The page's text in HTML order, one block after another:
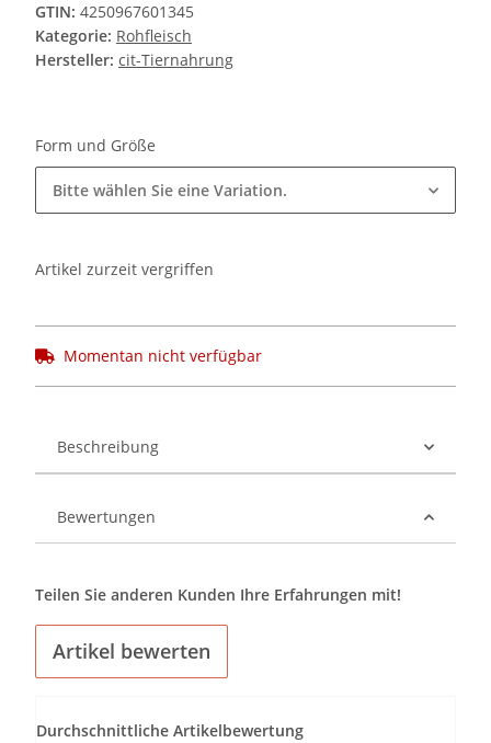
GTIN: 4250967601345
Kategorie: Rohfleisch
Hersteller: cit-Tiernahrung
Form und Größe
Bitte wählen Sie eine Variation.
Artikel zurzeit vergriffen
Momentan nicht verfügbar
Beschreibung
Bewertungen
Durchschnittliche Artikelbewertung
Teilen Sie anderen Kunden Ihre Erfahrungen mit!
Artikel bewerten